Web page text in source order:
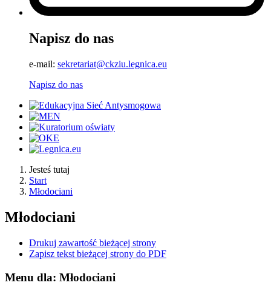
Napisz do nas
e-mail: sekretariat@ckziu.legnica.eu
Napisz do nas
Jesteś tutaj
Start
Młodociani
Młodociani
Drukuj zawartość bieżącej strony
Zapisz tekst bieżącej strony do PDF
Menu dla: Młodociani